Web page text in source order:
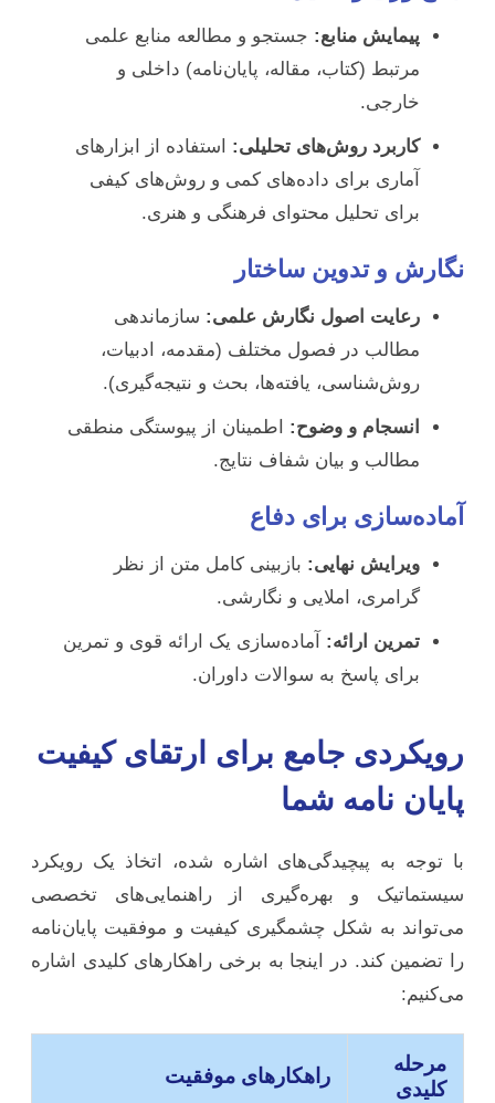
پیمایش منابع: جستجو و مطالعه منابع علمی
مرتبط (کتاب، مقاله، پایان‌نامه) داخلی و
خارجی.
کاربرد روش‌های تحلیلی: استفاده از ابزارهای
آماری برای داده‌های کمی و روش‌های کیفی
برای تحلیل محتوای فرهنگی و هنری.
نگارش و تدوین ساختار
رعایت اصول نگارش علمی: سازماندهی
مطالب در فصول مختلف (مقدمه، ادبیات،
روش‌شناسی، یافته‌ها، بحث و نتیجه‌گیری).
انسجام و وضوح: اطمینان از پیوستگی منطقی
مطالب و بیان شفاف نتایج.
آماده‌سازی برای دفاع
ویرایش نهایی: بازبینی کامل متن از نظر
گرامری، املایی و نگارشی.
تمرین ارائه: آماده‌سازی یک ارائه قوی و تمرین
برای پاسخ به سوالات داوران.
رویکردی جامع برای ارتقای کیفیت
پایان نامه شما
با توجه به پیچیدگی‌های اشاره شده، اتخاذ یک رویکرد
سیستماتیک و بهره‌گیری از راهنمایی‌های تخصصی
می‌تواند به شکل چشمگیری کیفیت و موفقیت پایان‌نامه
را تضمین کند. در اینجا به برخی راهکارهای کلیدی اشاره
می‌کنیم:
مرحله
کلیدی
راهکارهای موفقیت